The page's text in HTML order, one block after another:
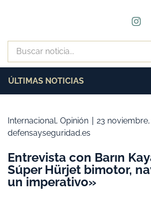
ÚLTIMAS NOTICIAS
Internacional, Opinión
23
defensayseguridad.es
Entrevista con Barın
Súper Hürjet bimotor,
un imperativo»